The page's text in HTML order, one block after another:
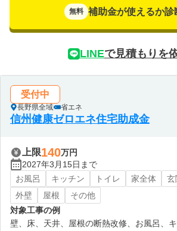
無料 補助金が使えるか診
LINEで見積もりを
受付中
長野県全域 省エネ
信州健康ゼロエネ住宅助成金
上限140万円
2027年3月15日まで
お風呂
キッチン トイレ 家全体 玄
外壁
屋根
その他
対象工事の例
壁、床、天井、屋根の断熱改修、お風呂、